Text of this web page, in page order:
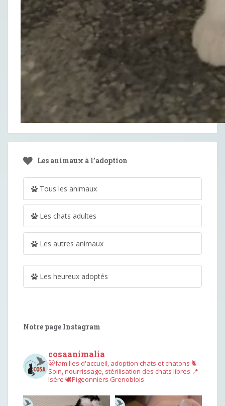
Les animaux à l’adoption
Tous les animaux
Les chats adultes
Les autres animaux
Les heureux adoptés
Notre page Instagram
cosaanimalia
😺familles d'accueil, adoption chats et chatons 🐈
Soin, nourrissage, stérilisation des chats libres 📍
Isère 🕊︎Pigeonniers Grenoblois